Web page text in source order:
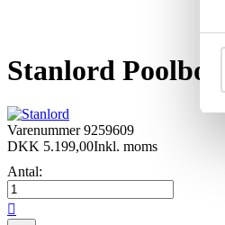
Stanlord
Varenummer9259609
DKK 5.199,00Inkl. moms
Antal:
